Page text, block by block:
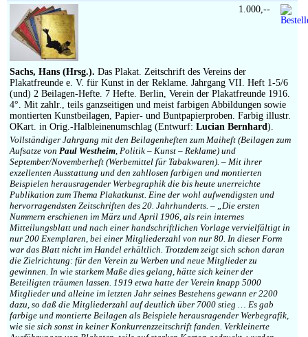
Sachs, Hans (Hrsg.). Das Plakat. Zeitschrift des Vereins der
Plakatfreunde e. V. für Kunst in der Reklame. Jahrgang VII. Heft 1-5/6
(und) 2 Beilagen-Hefte. 7 Hefte. Berlin, Verein der Plakatfreunde 1916.
4°. Mit zahlr., teils ganzseitigen und meist farbigen Abbildungen sowie
montierten Kunstbeilagen, Papier- und Buntpapierproben. Farbig illustr.
OKart. in Orig.-Halbleinenumschlag (Entwurf: Lucian Bernhard).
Vollständiger Jahrgang mit den Beilagenheften zum Maiheft (Beilagen zum
Aufsatze von Paul Westheim, Politik – Kunst – Reklame) und
September/Novemberheft (Werbemittel für Tabakwaren). – Mit ihrer
exzellenten Ausstattung und den zahllosen farbigen und montierten
Beispielen herausragender Werbegraphik die bis heute unerreichte
Publikation zum Thema Plakatkunst. Eine der wohl aufwendigsten und
hervorragendsten Zeitschriften des 20. Jahrhunderts. – „Die ersten
Nummern erschienen im März und April 1906, als rein internes
Mitteilungsblatt und nach einer handschriftlichen Vorlage vervielfältigt in
nur 200 Exemplaren, bei einer Mitgliederzahl von nur 80. In dieser Form
war das Blatt nicht im Handel erhältlich. Trotzdem zeigt sich schon daran
die Zielrichtung: für den Verein zu Werben und neue Mitglieder zu
gewinnen. In wie starkem Maße dies gelang, hätte sich keiner der
Beteiligten träumen lassen. 1919 etwa hatte der Verein knapp 5000
Mitglieder und alleine im letzten Jahr seines Bestehens gewann er 2200
dazu, so daß die Mitgliederzahl auf deutlich über 7000 stieg … Es gab
farbige und montierte Beilagen als Beispiele herausragender Werbegrafik,
wie sie sich sonst in keiner Konkurrenzzeitschrift fanden. Verkleinerte
1.000,--